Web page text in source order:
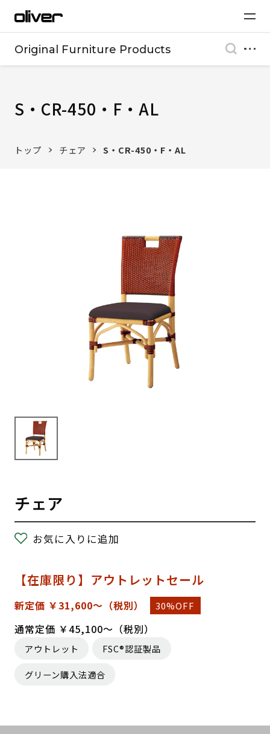
Original Furniture Products
S・CR-450・F・AL
トップ チェア S・CR-450・F・AL
チェア
お気に入りに追加
【在庫限り】アウトレットセール
新定価 ￥31,600～ （税別） 30%OFF
通常定価 ￥45,100～（税別）
アウトレット FSC®認証製品
グリーン購入法適合